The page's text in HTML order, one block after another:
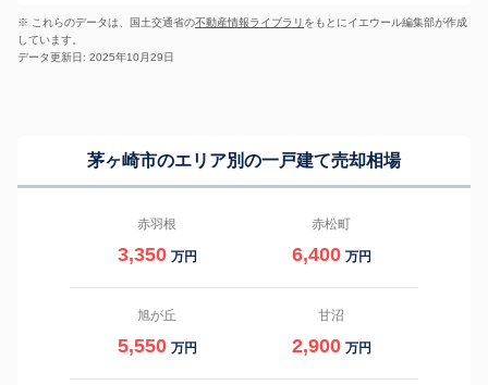
※ これらのデータは、国土交通省の不動産情報ライブラリ をもとにイエウール編集部が作成
しています。
データ更新日: 2025年10月29日
茅ヶ崎市のエリア別の一戸建て売却相場
赤羽根
3,350 万円
赤松町
6,400 万円
旭が丘
5,550 万円
甘沼
2,900 万円